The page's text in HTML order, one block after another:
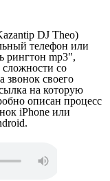
DJ Theo)
телефон или
рингтон mp3",
сложности со
звонок своего
на которую
описан процесс
iPhone или